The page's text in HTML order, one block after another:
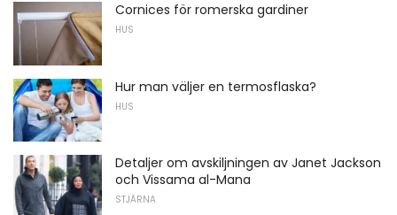
Cornices för romerska gardiner
HUS
Hur man väljer en termosflaska?
HUS
Detaljer om avskiljningen av Janet Jackson
och Vissama al-Mana
STJÄRNA